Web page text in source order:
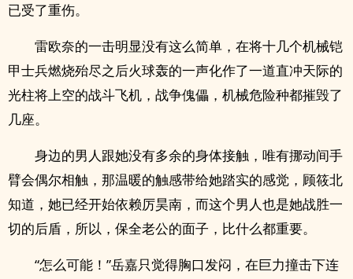
已受了重伤。
雷欧奈的一击明显没有这么简单，在将十几个机械铠
甲士兵燃烧殆尽之后火球轰的一声化作了一道直冲天际的
光柱将上空的战斗飞机，战争傀儡，机械危险种都摧毁了
几座。
身边的男人跟她没有多余的身体接触，唯有挪动间手
臂会偶尔相触，那温暖的触感带给她踏实的感觉，顾筱北
知道，她已经开始依赖厉昊南，而这个男人也是她战胜一
切的后盾，所以，保全老公的面子，比什么都重要。
“怎么可能！”岳嘉只觉得胸口发闷，在巨力撞击下连